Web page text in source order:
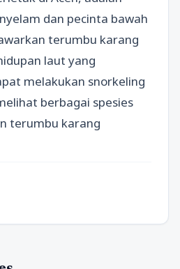
dan pecinta bawah
terumbu karang
laut yang
melakukan snorkeling
berbagai spesies
terumbu karang